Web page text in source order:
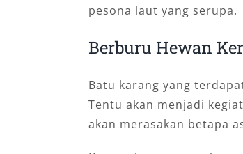
pesona laut yang serupa.
Berburu Hewan
Batu karang yang
Tentu akan menjadi
akan merasakan betapa